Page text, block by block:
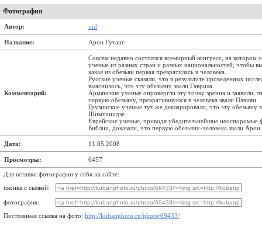
Фотография
Автор: vid
Название: Арон Гутанг
Комментарий:
Совсем недавно состоялся всемирный конгресс, на котором
ученые из разных стран и разных национальностей, чтобы
какая из обезьян первая превратилась в человека.
Русские ученые сказали, что в результате проведенных
выяснилось, что эту обезьяну звали Гаврила.
Армянские ученые опровергли эту точку зрения и заявили,
первую обезьяну, превратившуюся в человека звали Павиян.
Грузинские ученые тут же декларировали, что эту обезьяну
Шимпанидзе.
Еврейские ученые, приводя убедительнейшие неоспоримые
Библии, доказали, что первую обезьяну-человека звали Арон
Дата: 11.05.2008
Просмотры: 6457
Для вставки фотографии у себя на сайте:
иконка с сылкой:
фотография:
Постоянная ссылка на фото: http://kubanphoto.ru/photo/69433/